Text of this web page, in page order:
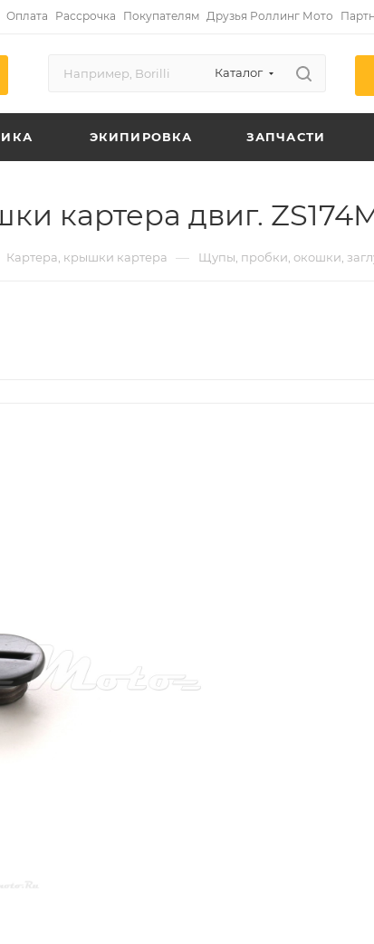
Оплата Рассрочка Покупателям Друзья Роллинг Мото
Каталог
ЭКИПИРОВКА ЗАПЧАСТИ
картера двиг.
Картера, крышки картера — Щупы, пробки, окошки,